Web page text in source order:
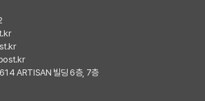
ARTISAN 빌딩 6층, 7층